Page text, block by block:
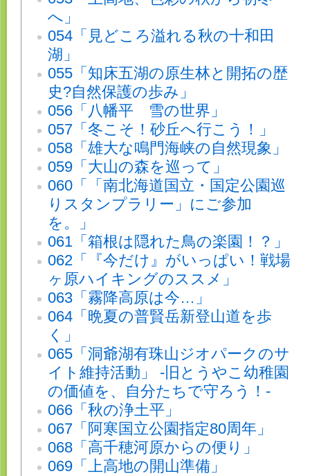
へ」
054「見どころ溢れる秋の十和田
湖」
055「知床五湖の原生林と開拓の歴
史?自然保護の歩み」
056「八幡平 雪の世界」
057「冬こそ！砂丘へ行こう！」
058「雄大な鳴門海峡の自然現象」
059「大山の森を巡って」
060「「南北海道国立・国定公園巡
りスタンプラリー」にご参加
を。」
061「箱根は隠れた鳥の楽園！？」
062「『今だけ』がいっぱい！戦場
ヶ原ハイキングのススメ」
063「霧降高原は今…」
064「晩夏の普賢岳新登山道を歩
く」
065「洞爺湖有珠山ジオパークのサ
イト維持活動」 -旧とうやこ幼稚園
の価値を、自分たちで守ろう！-
066「秋の浄土平」
067「阿寒国立公園指定80周年」
068「高千穂河原からの便り」
069「上高地の開山準備」